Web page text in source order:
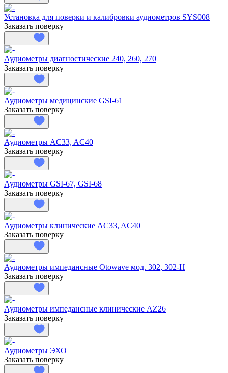
Установка для поверки и калибровки аудиометров SYS008
Заказать поверку
Аудиометры диагностические 240, 260, 270
Заказать поверку
Аудиометры медицинские GSI-61
Заказать поверку
Аудиометры AC33, AC40
Заказать поверку
Аудиометры GSI-67, GSI-68
Заказать поверку
Аудиометры клинические AC33, AC40
Заказать поверку
Аудиометры импедансные Otowave мод. 302, 302-H
Заказать поверку
Аудиометры импедансные клинические AZ26
Заказать поверку
Аудиометры ЭХО
Заказать поверку